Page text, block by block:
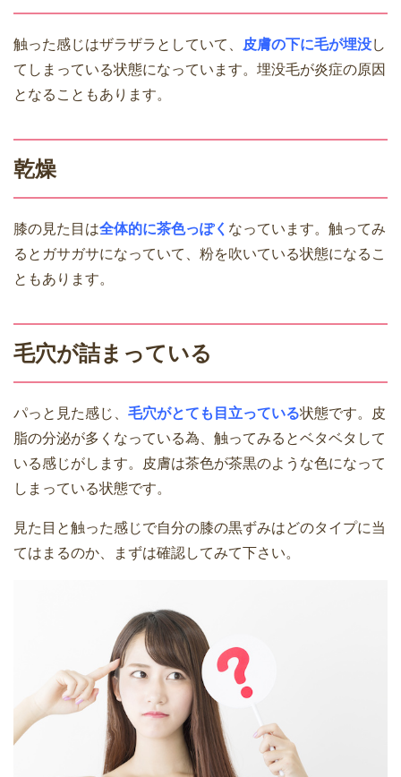
触った感じはザラザラとしていて、 皮膚の下に毛が埋没し
てしまっている状態になっています。埋没毛が炎症の原因
となることもあります。
乾燥
膝の見た目は全体的に茶色っぽく なっています。触ってみ
るとガサガサになっていて、粉を吹いている状態になるこ
ともあります。
毛穴が詰まっている
パっと見た感じ、 毛穴がとても目立っている状態です。皮
脂の分泌が多くなっている為、触ってみるとベタベタして
いる感じがします。皮膚は茶色が茶黒のような色になって
しまっている状態です。
見た目と触った感じで自分の膝の黒ずみはどのタイプに当
てはまるのか、まずは確認してみて下さい。